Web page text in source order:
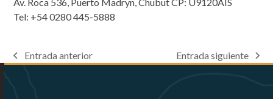
Tel: +54 0280 445-5888
previous
Entrada anterior
next
Entrada siguiente